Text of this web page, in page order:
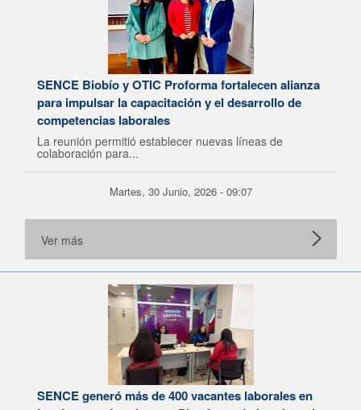
SENCE Biobío y OTIC Proforma fortalecen alianza
para impulsar la capacitación y el desarrollo de
competencias laborales
La reunión permitió establecer nuevas líneas de
colaboración para...
Martes, 30 Junio, 2026 - 09:07
Ver más
SENCE generó más de 400 vacantes laborales en